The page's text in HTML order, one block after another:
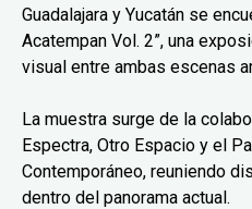
Guadalajara y Yucatán se
Acatempan Vol. 2”, una
visual entre ambas escenas
La muestra surge de la
Espectra, Otro Espacio y el
Contemporáneo, reuniendo
dentro del panorama actual.